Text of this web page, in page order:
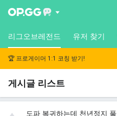
리그오브레전드 유저 찾기
🏆 프로게이머 1:1 코칭 받기!
게시글 리스트